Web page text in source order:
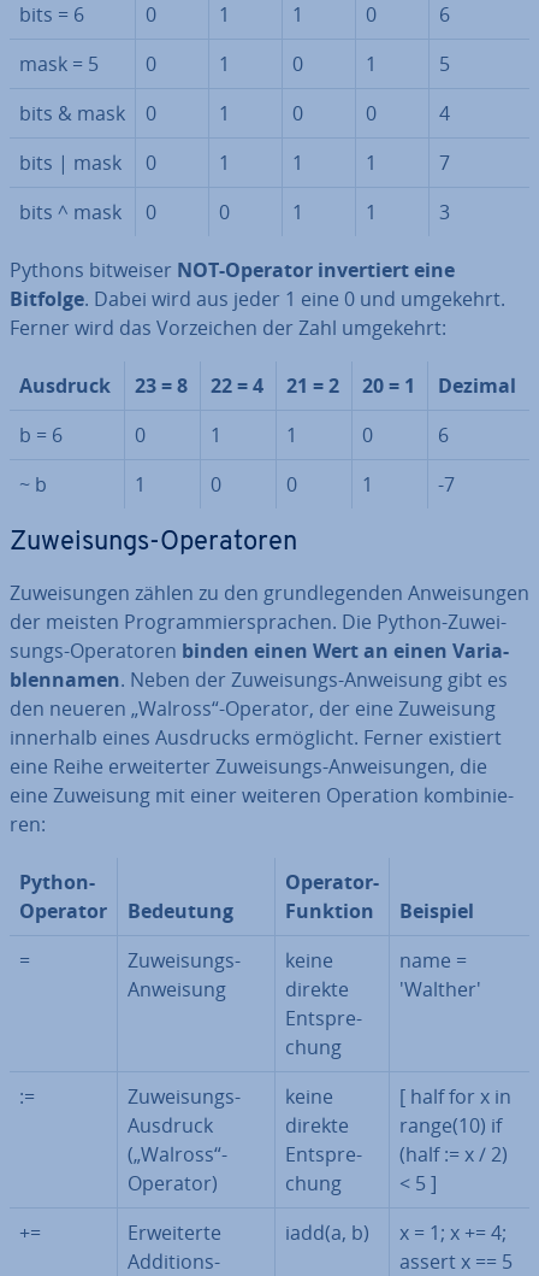
bits = 6
0 1 1 0
6
mask = 5
0 1 0 1
5
bits & mask
0 1 0 0
4
bits | mask
0 1 1 1
7
bits ^ mask
0 0 1 1 3
Pythons bitweiser NOT-Operator in­ver­tiert eine
Bitfolge. Dabei wird aus jeder 1 eine 0 und umgekehrt.
Ferner wird das Vor­zei­chen der Zahl umgekehrt:
Ausdruck 23 = 8 22 = 4 21 = 2 20 = 1
Dezimal
b = 6
0 1 1 0
6
~ b
1 0 0 1 -7
Zu­wei­sungs-Ope­ra­to­ren
Zu­wei­sun­gen zählen zu den grund­le­gen­den An­wei­sun­gen
der meisten Pro­gram­mier­spra­chen. Die Python-Zu­wei­
sungs-Ope­ra­to­ren binden einen Wert an einen Va­ria­
blen­na­men. Neben der Zu­wei­sungs-Anweisung gibt es
den neueren „Walross“-Operator, der eine Zuweisung
innerhalb eines Ausdrucks er­mög­licht. Ferner existiert
eine Reihe er­wei­ter­ter Zu­wei­sungs-An­wei­sun­gen, die
eine Zuweisung mit einer weiteren Operation kom­bi­nie­
ren:
Python-
Operator
Bedeutung
Operator-
Funktion
Beispiel
=
Zu­wei­sungs-
Anweisung
keine
direkte
Ent­spre­
chung
name =
'Walther'
:=
Zu­wei­sungs-
Ausdruck
(„Walross“-
Operator)
keine
direkte
Ent­spre­
chung
[ half for x in
range(10) if
(half := x / 2)
< 5 ]
+=
Er­wei­ter­te
Additions-
iadd(a, b)
x = 1; x += 4;
assert x == 5